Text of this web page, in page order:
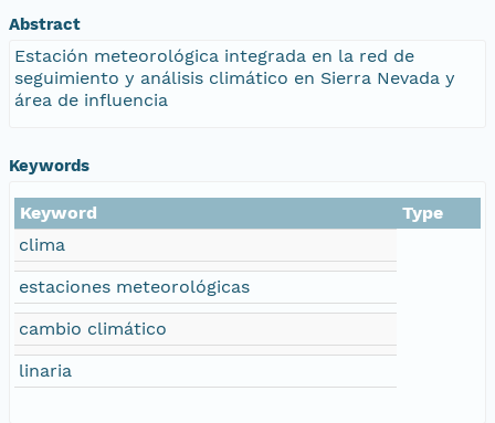
Abstract
Estación meteorológica integrada en la red de
seguimiento y análisis climático en Sierra Nevada y
área de influencia
Keywords
Keyword
Type
clima
estaciones meteorológicas
cambio climático
linaria